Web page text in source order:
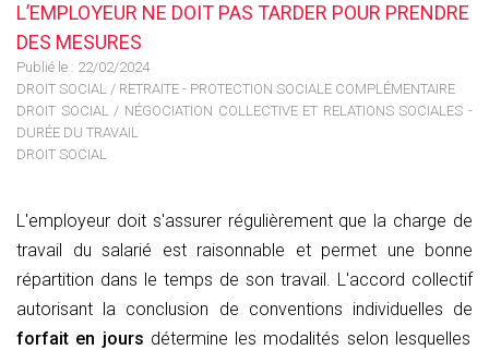
L’EMPLOYEUR NE DOIT PAS TARDER POUR PRENDRE
DES MESURES
Publié le : 22/02/2024
DROIT SOCIAL / RETRAITE - PROTECTION SOCIALE COMPLÉMENTAIRE
DROIT SOCIAL/ NÉGOCIATION COLLECTIVE ET RELATIONS SOCIALES -
DURÉE DU TRAVAIL
DROIT SOCIAL
L'employeur doit s'assurer régulièrement que la charge de
travail du salarié est raisonnable et permet une bonne
répartition dans le temps de son travail. L'accord collectif
autorisant la conclusion de conventions individuelles de
forfait en jours détermine les modalités selon lesquelles